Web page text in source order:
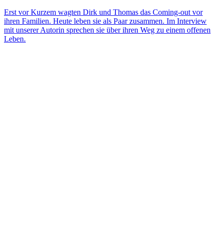
Erst vor Kurzem wagten Dirk und Thomas das Coming-out vor
ihren Familien. Heute leben sie als Paar zusammen. Im Interview
mit unserer Autorin sprechen sie über ihren Weg zu einem offenen
Leben.